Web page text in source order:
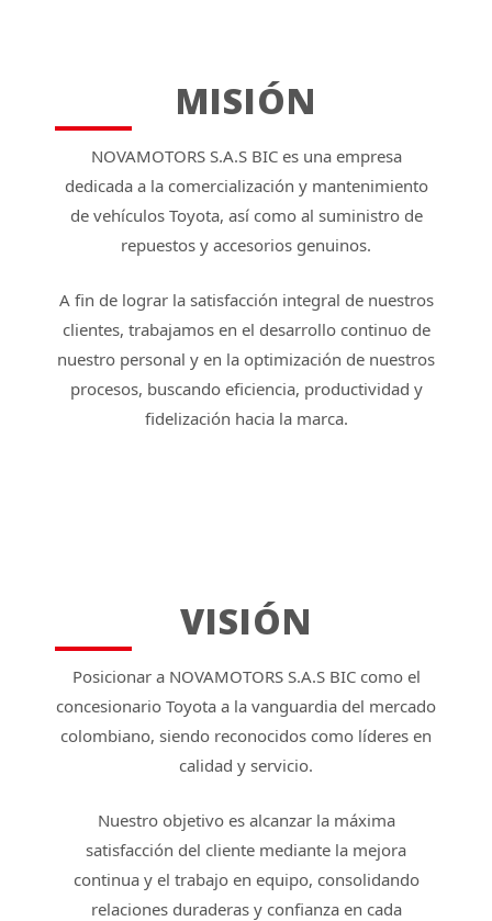
MISIÓN
NOVAMOTORS S.A.S BIC es una empresa
dedicada a la comercialización y mantenimiento
de vehículos Toyota, así como al suministro de
repuestos y accesorios genuinos.
A fin de lograr la satisfacción integral de nuestros
clientes, trabajamos en el desarrollo continuo de
nuestro personal y en la optimización de nuestros
procesos, buscando eficiencia, productividad y
fidelización hacia la marca.
VISIÓN
Posicionar a NOVAMOTORS S.A.S BIC como el
concesionario Toyota a la vanguardia del mercado
colombiano, siendo reconocidos como líderes en
calidad y servicio.
Nuestro objetivo es alcanzar la máxima
satisfacción del cliente mediante la mejora
continua y el trabajo en equipo, consolidando
relaciones duraderas y confianza en cada